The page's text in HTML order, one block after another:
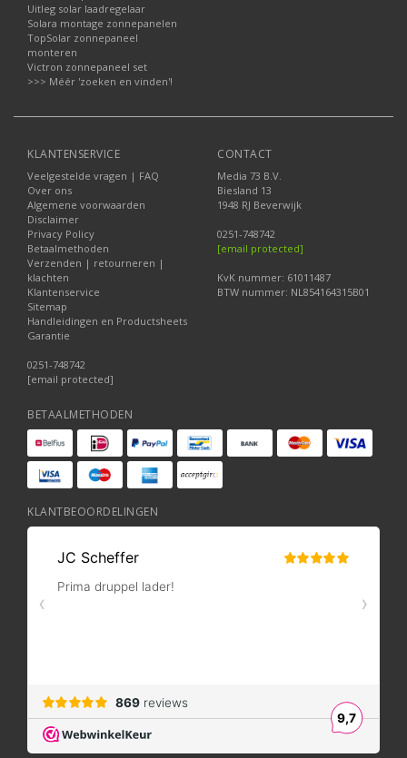
Uitleg solar laadregelaar
Solara montage zonnepanelen
TopSolar zonnepaneel
monteren
Victron zonnepaneel set
>>> Méér 'zoeken en vinden'!
KLANTENSERVICE
Veelgestelde vragen | FAQ
Over ons
Algemene voorwaarden
Disclaimer
Privacy Policy
Betaalmethoden
Verzenden | retourneren |
klachten
Klantenservice
Sitemap
Handleidingen en Productsheets
Garantie
0251-748742
[email protected]
CONTACT
Media 73 B.V.
Biesland 13
1948 RJ Beverwijk
0251-748742
[email protected]
KvK nummer: 61011487
BTW nummer: NL854164315B01
BETAALMETHODEN
KLANTBEOORDELINGEN